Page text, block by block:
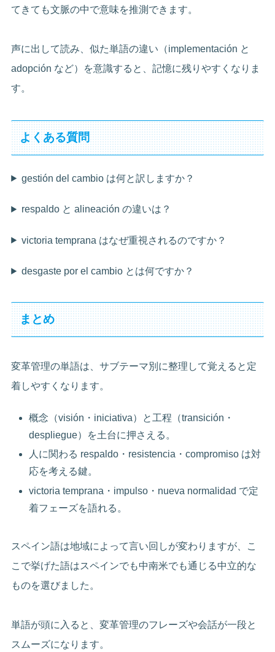
てきても文脈の中で意味を推測できます。
声に出して読み、似た単語の違い（implementación と
adopción など）を意識すると、記憶に残りやすくなりま
す。
よくある質問
gestión del cambio は何と訳しますか？
respaldo と alineación の違いは？
victoria temprana はなぜ重視されるのですか？
desgaste por el cambio とは何ですか？
まとめ
変革管理の単語は、サブテーマ別に整理して覚えると定
着しやすくなります。
概念（visión・iniciativa）と工程（transición・
despliegue）を土台に押さえる。
人に関わる respaldo・resistencia・compromiso は対
応を考える鍵。
victoria temprana・impulso・nueva normalidad で定
着フェーズを語れる。
スペイン語は地域によって言い回しが変わりますが、こ
こで挙げた語はスペインでも中南米でも通じる中立的な
ものを選びました。
単語が頭に入ると、変革管理のフレーズや会話が一段と
スムーズになります。